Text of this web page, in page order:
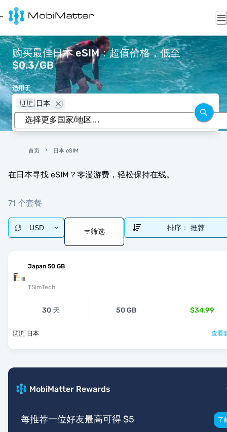
购买最佳日本 eSIM：超值价格，低至
$0.3/GB
适用于
🇯🇵 日本
首页 日本 eSIM
在日本寻找 eSIM？零漫游费，轻松保持在线。
71 个套餐
USD 筛选 排序： 推荐
Japan 50 GB
TSimTech
30 天 50 GB $34.99
🇯🇵 日本 查看
MobiMatter Rewards
每推荐一位好友最高可得 $5 了